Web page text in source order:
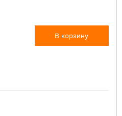
В корзину